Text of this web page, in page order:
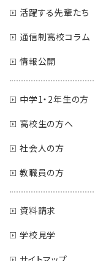
活躍する先輩たち
通信制高校コラム
情報公開
中学1・2年生の方
高校生の方へ
社会人の方
教職員の方
資料請求
学校見学